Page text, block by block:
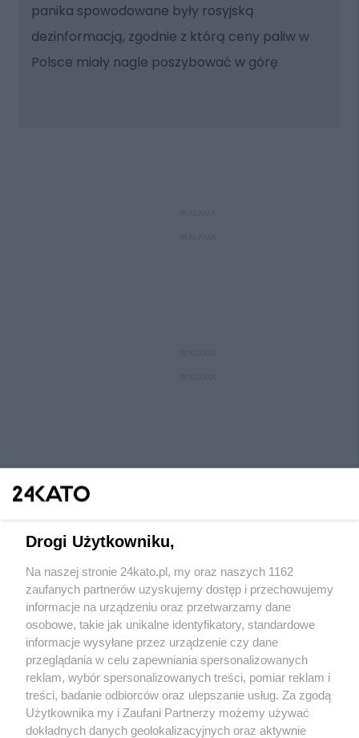
panika spowodowane były rosyjską
dezinformacją, zgodnie z którą ceny paliw w
Polsce miały nagle poszybować w górę
Wydawca mediów lokalnych
Nie zapomnij
zapoznać się z:
polityką prywatności regulamin korzystania z portali
Twojemiasto Skontaktuj sięz nami
Drogi Użytkowniku,
Na naszej stronie 24kato.pl, my oraz naszych 1162
zaufanych partnerów uzyskujemy dostęp i przechowujemy
informacje na urządzeniu oraz przetwarzamy dane
osobowe, takie jak unikalne identyfikatory, standardowe
informacje wysyłane przez urządzenie czy dane
przeglądania w celu zapewniania spersonalizowanych
reklam, wybór spersonalizowanych treści, pomiar reklam i
treści, badanie odbiorców oraz ulepszanie usług. Za zgodą
Użytkownika my i Zaufani Partnerzy możemy używać
dokładnych danych geolokalizacyjnych oraz aktywnie